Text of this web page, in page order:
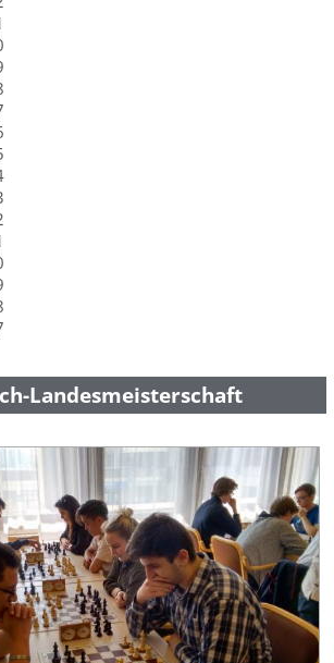
Landesmeisterschaft